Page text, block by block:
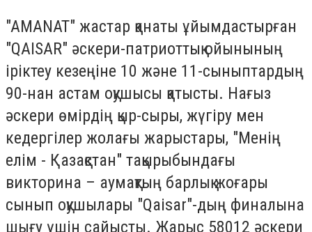
"AMANAT" жастар қанаты ұйымдастырған
"QAISAR" әскери-патриоттық ойынының
іріктеу кезеңіне 10 және 11-сыныптардың
90-нан астам оқушысы қатысты. Нағыз
әскери өмірдің қыр-сыры, жүгіру мен
кедергілер жолағы жарыстары, "Менің
елім - Қазақстан" тақырыбындағы
викторина – аумақтың барлық жоғары
сынып оқушылары "Qaisar"-дың финалына
шығу үшін сайысты. Жарыс 58012 әскери